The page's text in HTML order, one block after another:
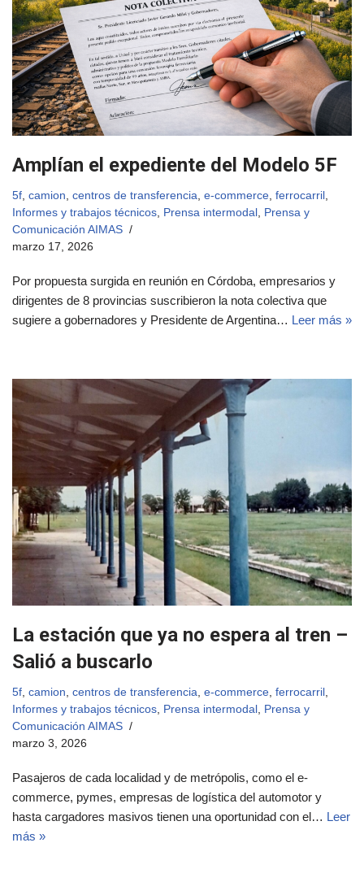
Amplían el expediente del Modelo 5F
5f, camion, centros de transferencia, e-commerce, ferrocarril ,
Informes y trabajos técnicos, Prensa intermodal , Prensa y
Comunicación AIMAS
marzo 17, 2026
Por propuesta surgida en reunión en Córdoba, empresarios y
dirigentes de 8 provincias suscribieron la nota colectiva que
sugiere a gobernadores y Presidente de Argentina… Leer más »
La estación que ya no espera al tren –
Salió a buscarlo
5f, camion, centros de transferencia, e-commerce, ferrocarril ,
Informes y trabajos técnicos, Prensa intermodal , Prensa y
Comunicación AIMAS
marzo 3, 2026
Pasajeros de cada localidad y de metrópolis, como el e-
commerce, pymes, empresas de logística del automotor y
hasta cargadores masivos tienen una oportunidad con el… Leer
más »